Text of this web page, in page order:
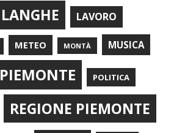
LANGHE LAVORO
METEO MONTÀ MUSICA
PIEMONTE POLITICA
REGIONE PIEMONTE